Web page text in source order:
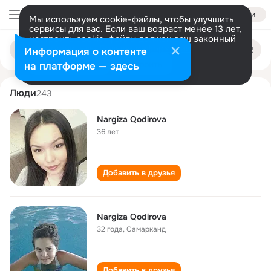
Войти
Мы используем cookie-файлы, чтобы улучшить
сервисы для вас. Если ваш возраст менее 13 лет,
настроить cookie-файлы должен ваш законный
представитель. Больше информации
Разрешить все Настроить
Поиск
людям
nargiza qodirova
Люди243
Nargiza Qodirova
36 лет
Добавить в друзья
Nargiza Qodirova
32 года,Самарканд
Информация о контенте
на платформе — здесь